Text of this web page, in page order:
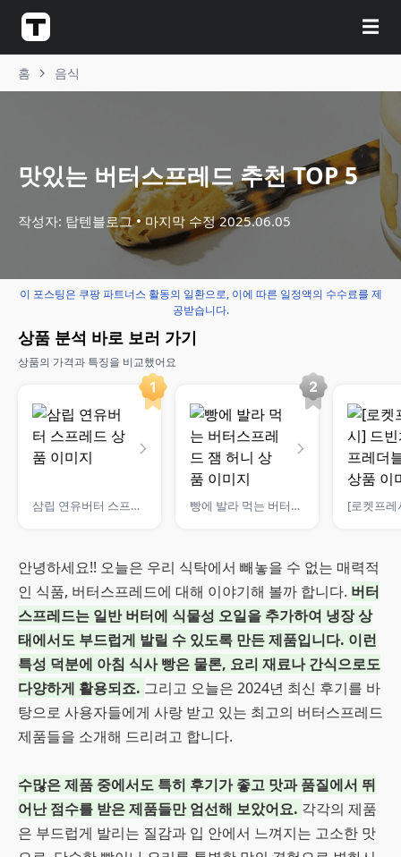
☰
홈 음식
맛있는 버터스프레드 추천 TOP 5
작성자: 탑텐블로그 마지막 수정2025.06.05
이 포스팅은 쿠팡 파트너스 활동의 일환으로, 이에 따른 일정액의 수수료를 제
공받습니다.
상품 분석 바로 보러 가기
상품의 가격과 특징을 비교했어요
삼립 연유버터 스프레드 빵에 발라 먹는 버터스프레드 잼 허니
안녕하세요!! 오늘은 우리 식탁에서 빼놓을 수 없는 매력적
인 식품, 버터스프레드에 대해 이야기해 볼까 합니다. 버터
스프레드는 일반 버터에 식물성 오일을 추가하여 냉장 상
태에서도 부드럽게 발릴 수 있도록 만든 제품입니다. 이런
특성 덕분에 아침 식사 빵은 물론, 요리 재료나 간식으로도
다양하게 활용되죠. 그리고 오늘은 2024년 최신 후기를 바
탕으로 사용자들에게 사랑 받고 있는 최고의 버터스프레드
제품들을 소개해 드리려고 합니다.
수많은 제품 중에서도 특히 후기가 좋고 맛과 품질에서 뛰
어난 점수를 받은 제품들만 엄선해 보았어요. 각각의 제품
은 부드럽게 발리는 질감과 입 안에서 느껴지는 고소한 맛